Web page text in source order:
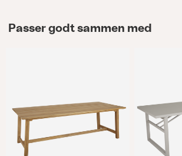
Passer godt sammen med